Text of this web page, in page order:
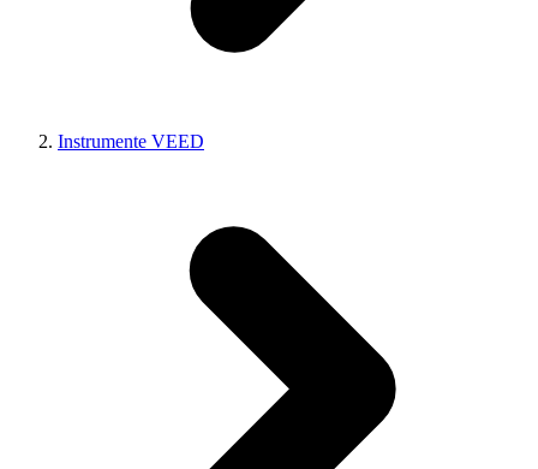
Instrumente VEED